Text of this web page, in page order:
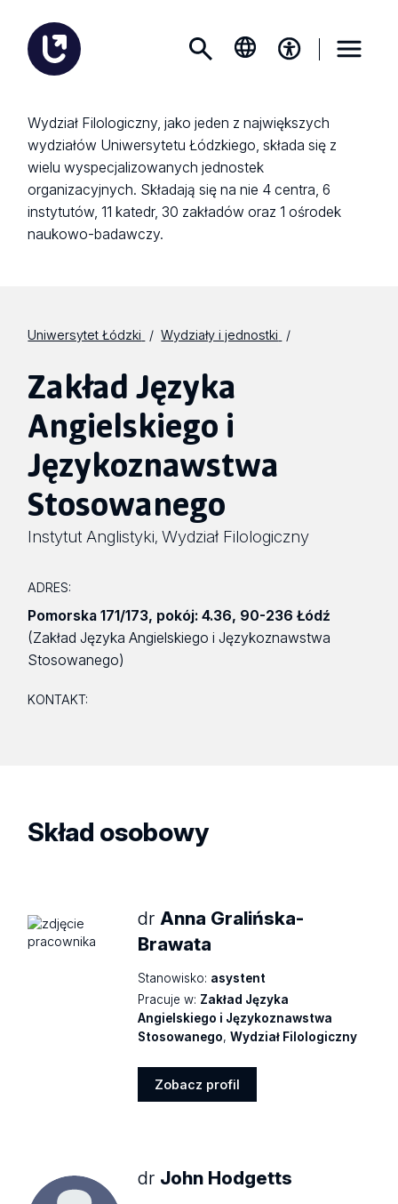
Wydział Filologiczny, jako jeden z największych
wydziałów Uniwersytetu Łódzkiego, składa się z
wielu wyspecjalizowanych jednostek
organizacyjnych. Składają się na nie 4 centra, 6
instytutów, 11 katedr, 30 zakładów oraz 1 ośrodek
naukowo-badawczy.
Uniwersytet Łódzki Wydziały i jednostki
Zakład Języka
Angielskiego i
Językoznawstwa
Stosowanego
Instytut Anglistyki, Wydział Filologiczny
ADRES:
Pomorska 171/173, pokój: 4.36, 90-236 Łódź
(Zakład Języka Angielskiego i Językoznawstwa
Stosowanego)
KONTAKT:
Skład osobowy
dr Anna Gralińska-
Brawata
Stanowisko: asystent
Pracuje w: Zakład Języka
Angielskiego i Językoznawstwa
Stosowanego,Wydział Filologiczny
Zobacz profil
dr John Hodgetts